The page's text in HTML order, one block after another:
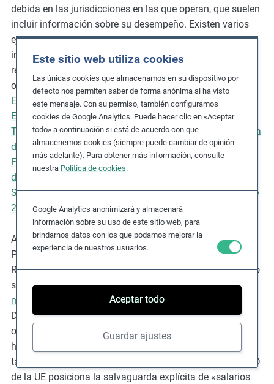
Este sitio web utiliza cookies
Las únicas cookies que almacenamos en su dispositivo por
defecto nos permiten saber de forma anónima si ha visto
este mensaje. Con su permiso, también configuramos
cookies de Google Analytics. Puede hacer clic en «Aceptar
todo» a continuación si está de acuerdo con que
almacenemos cookies (siempre puede cambiar de opinión
más adelante). Para obtener más información, consulte
nuestra Política de cookies.
Google Analytics anonimizará y almacenará
información sobre su uso de este sitio web, para
brindarnos datos con los que podamos mejorar la
experiencia de nuestros usuarios.
Aceptar todo
Guardar ajustes
debida en las jurisdicciones en las que operan, que suelen
incluir información sobre su desempeño. Existen varios
ejemplos destacados de legislaciones nacionales que
imponen específicamente la presentación de informes
relacionados con los derechos humanos y otras
obligaciones jurídicas positivas, como la
Ley de
Esclavitud Moderna de Reino Unido de 2015, laLey de
Esclavitud Moderna de Australia de 2018, laLey de
Transparencia en las Cadenas de Suministro de California
de 2010, laLey del Deber de Vigilancia Corporativa de
Francia de 2017, laLey alemana sobre las Obligaciones
de Diligencia Debida corporativa en las Cadenas de
Suministro de 2021y laLey noruega de Transparencia de
2022.
Asimismo, en 2021 los Países Bajos presentaron un
Proyecto de Ley de Conducta Empresarial Internacional
Responsable y Sostenible, y la Comisión Europea anunció
su
Directiva sobre diligencia debida de las empresas en
materia de sostenibilidad(CSDDD). Es probable que esta
Directiva entre en vigor entre 2025 y 2027 y hará
obligatoria la diligencia debida en materia de derechos
humanos y medio ambiente para las empresas de mayor
tamaño. De manera crucial, el proyecto de Directiva CSDD
de la UE posiciona la salvaguarda explícita de «salarios